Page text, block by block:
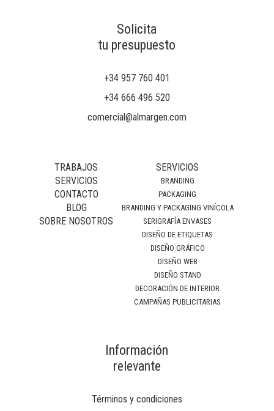
Solicita
tu presupuesto
+34 957 760 401
+34 666 496 520
comercial@almargen.com
TRABAJOS
SERVICIOS
CONTACTO
BLOG
SOBRE NOSOTROS
SERVICIOS
BRANDING
PACKAGING
BRANDING Y PACKAGING VINÍCOLA
SERIGRAFÍA ENVASES
DISEÑO DE ETIQUETAS
DISEÑO GRÁFICO
DISEÑO WEB
DISEÑO STAND
DECORACIÓN DE INTERIOR
CAMPAÑAS PUBLICITARIAS
Información
relevante
Términos y condiciones